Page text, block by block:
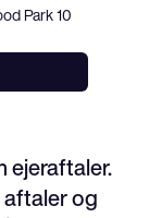
Park 10
ejeraftaler.
og